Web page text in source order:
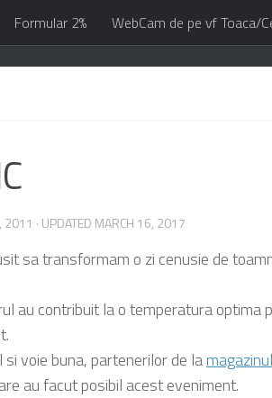
Formular 2% WebCam de pe vf Toaca/
2011 · UPDATED MARCH 16, 2017
sa transformam o zi cenusie de
au contribuit la o temperatura optima
voie buna, partenerilor de la
au facut posibil acest eveniment.